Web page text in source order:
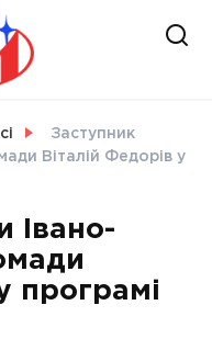
Заступник
Віталій Федорів у
Івано-
програмі